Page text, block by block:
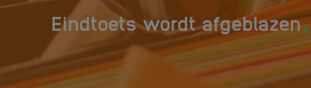
Eindtoets wordt afgeblazen.